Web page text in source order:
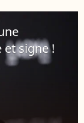
signe !